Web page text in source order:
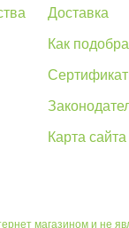
Доставка
Как
Карта сайта
магазином и не